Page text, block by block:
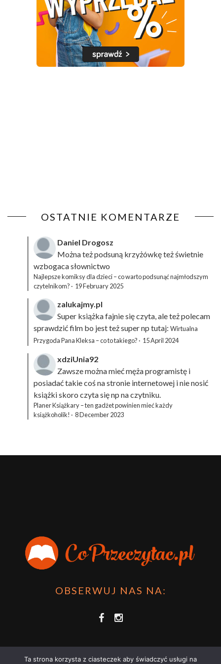
OSTATNIE KOMENTARZE
Daniel Drogosz
Można też podsuną krzyżówkęteż świetnie
wzbogaca słownictwo
Najlepsze komiksy dla dzieci – co warto podsunąć najmłodszym
czytelnikom? · 19 February 2025
zalukajmy.pl
Super książka fajnie się czyta, ale też polecam
sprawdzić film bo jest też super np tutaj: Wirtualna
Przygoda Pana Kleksa – co to takiego? · 15 April 2024
xdziUnia92
Zawsze można mieć męża programistę i
posiadać takie coś na stronie internetowej i nie nosić
książki skoro czyta się np na czytniku.
Planer Książkary – ten gadżet powinien mieć każdy
książkoholik! · 8 December 2023
OBSERWUJ NAS NA:
Ta strona korzysta z ciasteczek aby świadczyć usługi na